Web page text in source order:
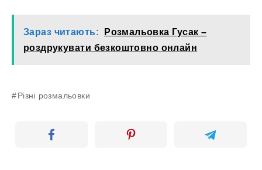
Зараз читають:
Розмальовка Гусак –
роздрукувати безкоштовно онлайн
Різні розмальовки